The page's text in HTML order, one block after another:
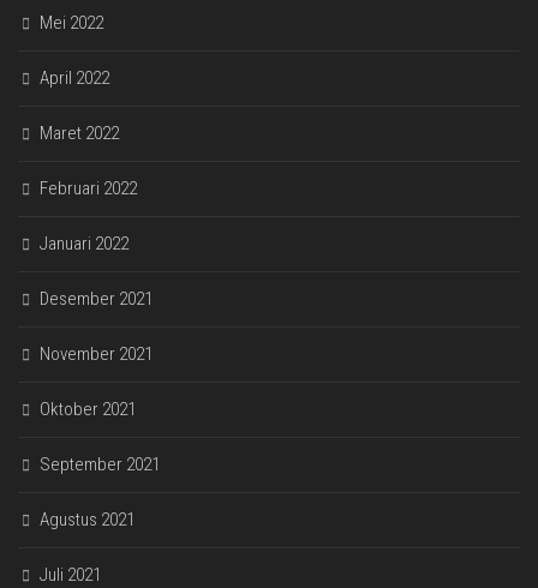
Mei 2022
April 2022
Maret 2022
Februari 2022
Januari 2022
Desember 2021
November 2021
Oktober 2021
September 2021
Agustus 2021
Juli 2021